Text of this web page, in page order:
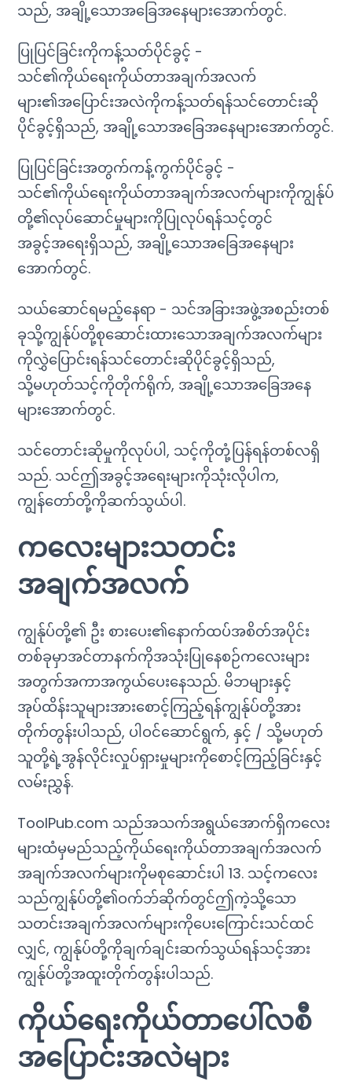
သည်, အချို့သောအခြေအနေများအောက်တွင်.
ပြုပြင်ခြင်းကိုကန့်သတ်ပိုင်ခွင့် -
သင်၏ကိုယ်ရေးကိုယ်တာအချက်အလက်
များ၏အပြောင်းအလဲကိုကန့်သတ်ရန်သင်တောင်းဆို
ပိုင်ခွင့်ရှိသည်, အချို့သောအခြေအနေများအောက်တွင်.
ပြုပြင်ခြင်းအတွက်ကန့်ကွက်ပိုင်ခွင့် -
သင်၏ကိုယ်ရေးကိုယ်တာအချက်အလက်များကိုကျွန်ုပ်
တို့၏လုပ်ဆောင်မှုများကိုပြုလုပ်ရန်သင့်တွင်
အခွင့်အရေးရှိသည်, အချို့သောအခြေအနေများ
အောက်တွင်.
သယ်ဆောင်ရမည့်နေရာ - သင်အခြားအဖွဲ့အစည်းတစ်
ခုသို့ကျွန်ုပ်တို့စုဆောင်းထားသောအချက်အလက်များ
ကိုလွှဲပြောင်းရန်သင်တောင်းဆိုပိုင်ခွင့်ရှိသည်,
သို့မဟုတ်သင့်ကိုတိုက်ရိုက်, အချို့သောအခြေအနေ
များအောက်တွင်.
သင်တောင်းဆိုမှုကိုလုပ်ပါ, သင့်ကိုတုံ့ပြန်ရန်တစ်လရှိ
သည်. သင်ဤအခွင့်အရေးများကိုသုံးလိုပါက,
ကျွန်တော်တို့ကိုဆက်သွယ်ပါ.
ကလေးများသတင်း
အချက်အလက်
ကျွန်ုပ်တို့၏ ဦး စားပေး၏နောက်ထပ်အစိတ်အပိုင်း
တစ်ခုမှာအင်တာနက်ကိုအသုံးပြုနေစဉ်ကလေးများ
အတွက်အကာအကွယ်ပေးနေသည်. မိဘများနှင့်
အုပ်ထိန်းသူများအားစောင့်ကြည့်ရန်ကျွန်ုပ်တို့အား
တိုက်တွန်းပါသည်, ပါဝင်ဆောင်ရွက်, နှင့် / သို့မဟုတ်
သူတို့ရဲ့အွန်လိုင်းလှုပ်ရှားမှုများကိုစောင့်ကြည့်ခြင်းနှင့်
လမ်းညွှန်.
ToolPub.com သည်အသက်အရွယ်အောက်ရှိကလေး
များထံမှမည်သည့်ကိုယ်ရေးကိုယ်တာအချက်အလက်
အချက်အလက်များကိုမစုဆောင်းပါ 13. သင့်ကလေး
သည်ကျွန်ုပ်တို့၏ဝက်ဘ်ဆိုက်တွင်ဤကဲ့သို့သော
သတင်းအချက်အလက်များကိုပေးကြောင်းသင်ထင်
လျှင်, ကျွန်ုပ်တို့ကိုချက်ချင်းဆက်သွယ်ရန်သင့်အား
ကျွန်ုပ်တို့အထူးတိုက်တွန်းပါသည်.
ကိုယ်ရေးကိုယ်တာပေါ်လစီ
အပြောင်းအလဲများ